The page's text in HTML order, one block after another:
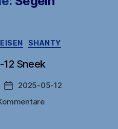
Kategorien
SHANTY
Sneek
Veröffentlichungsdatum
2025-05-12
zu